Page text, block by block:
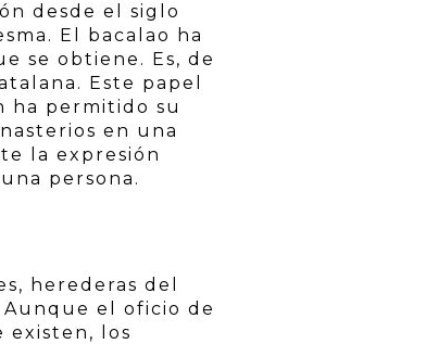
desde el siglo
El bacalao ha
se obtiene. Es, de
Este papel
ha permitido su
en una
la expresión
persona.
herederas del
Aunque el oficio de
existen, los